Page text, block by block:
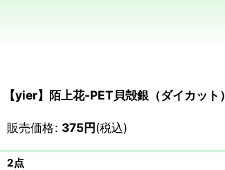
【yier】陌上花-PET貝殻銀（ダイカット）
販売価格: 375円(税込)
2点